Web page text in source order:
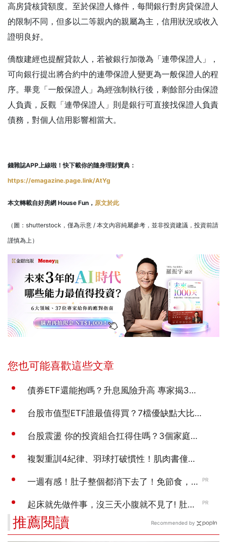
高房貸核貸額度。至於保證人條件，每間銀行對房貸保證人
的限制不同，但多以二等親內的親屬為主，信用狀況或收入
證明良好。
僑馥建經也提醒貸款人，若被銀行加徵為「連帶保證人」，
可向銀行提出將合約中的連帶保證人變更為一般保證人的程
序。畢竟「一般保證人」為經強制執行後，剩餘部分由保證
人負責，反觀「連帶保證人」則是銀行可直接找保證人負責
債務，對個人信用影響相當大。
錢雜誌APP上線啦！快下載你的隨身理財寶典：
https://emagazine.page.link/AtYg
本文轉載自好房網 House Fun， 原文於此
（圖：shutterstock，僅為示意 / 本文內容純屬參考，並非投資建議，投資前請
謹慎為上）
推薦閱讀 Recommended by